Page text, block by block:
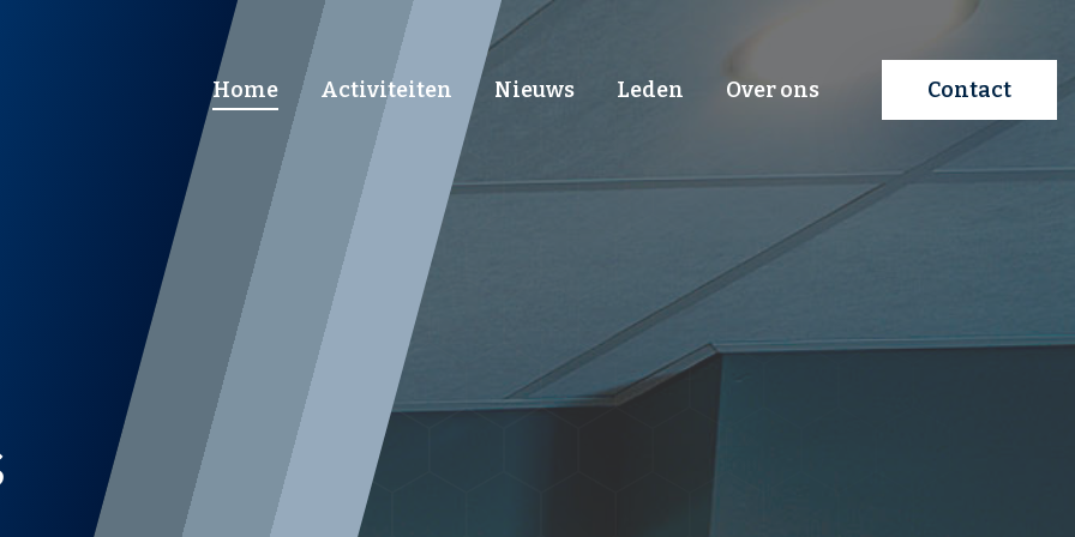
Main
navigation
Home Activiteiten Nieuws Leden Over ons Contact